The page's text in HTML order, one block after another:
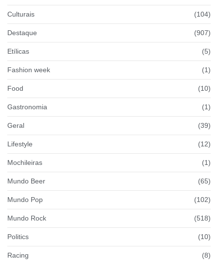
Culturais (104)
Destaque (907)
Etílicas (5)
Fashion week (1)
Food (10)
Gastronomia (1)
Geral (39)
Lifestyle (12)
Mochileiras (1)
Mundo Beer (65)
Mundo Pop (102)
Mundo Rock (518)
Politics (10)
Racing (8)